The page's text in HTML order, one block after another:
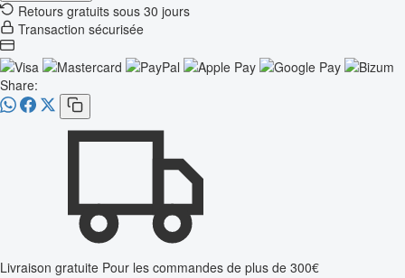
Retours gratuits sous 30 jours
Transaction sécurisée
Share:
Livraison gratuite Pour les commandes de plus de 300€